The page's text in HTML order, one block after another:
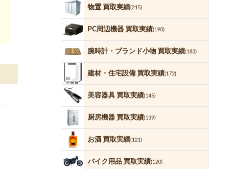
物置 買取実績(215)
PC周辺機器 買取実績(190)
腕時計・ブランド小物 買取実績(183)
建材・住宅設備 買取実績(172)
美容器具 買取実績(145)
厨房機器 買取実績(139)
お酒 買取実績(121)
バイク用品 買取実績(120)